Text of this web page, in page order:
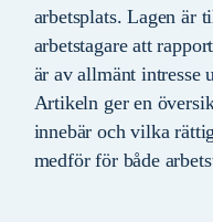
arbetsplats. Lagen är
arbetstagare att
är av allmänt intresse
Artikeln ger en
innebär och vilka
medför för både